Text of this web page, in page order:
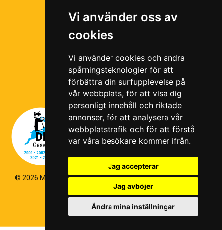
Vi använder oss av
cookies
Vi använder cookies och andra
spårningsteknologier för att
förbättra din surfupplevelse på
vår webbplats, för att visa dig
personligt innehåll och riktade
annonser, för att analysera vår
webbplatstrafik och för att förstå
var våra besökare kommer ifrån.
Jag accepterar
Jag avböjer
Ändra mina inställningar
Ramavtal
© 2026 Magello |Cookiepolicy|Hantering av personuppgifter
Kvalitets- och miljöpolicy|Visselblås